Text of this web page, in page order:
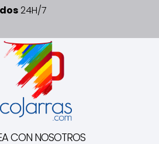
24H/7
CON NOSOTROS